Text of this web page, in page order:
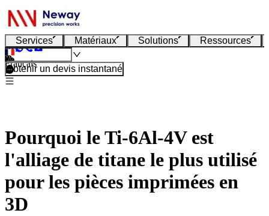
Services Matériaux Solutions Ressources
Français
Obtenir un devis instantané
Pourquoi le Ti-6Al-4V est
l'alliage de titane le plus utilisé
pour les pièces imprimées en
3D